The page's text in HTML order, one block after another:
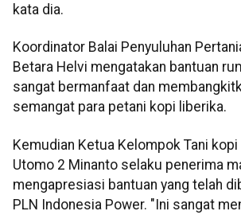
kata dia.
Koordinator Balai Penyuluhan
Betara Helvi mengatakan bantuan
sangat bermanfaat dan
semangat para petani kopi liberika.
Kemudian Ketua Kelompok Tani
Utomo 2 Minanto selaku penerima
mengapresiasi bantuan yang telah
PLN Indonesia Power. "Ini sangat